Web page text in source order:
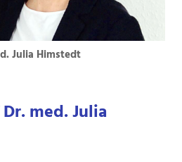
Julia Himstedt
Dr. med. Julia